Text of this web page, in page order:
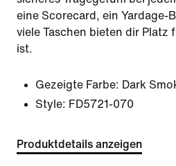
eine Scorecard, ein Yardage-
viele Taschen bieten dir Platz
ist.
Gezeigte Farbe: Dark
Style: FD5721-070
Produktdetails anzeigen